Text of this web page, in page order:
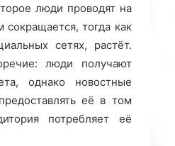
люди проводят на
сокращается, тогда как
сетях, растёт.
люди получают
однако новостные
её в том
потребляет её